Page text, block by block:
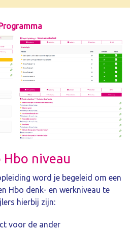
niveau
word je begeleid om een
Hbo denk- en werkniveau te
hierbij zijn:
voor de ander